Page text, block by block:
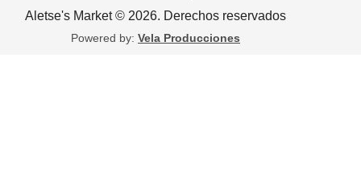
Aletse's Market © 2026. Derechos reservados
Powered by: Vela Producciones